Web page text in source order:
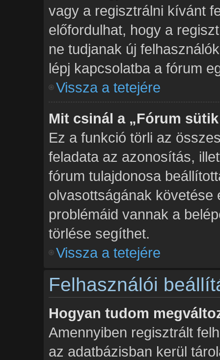
vagy a regisztrálni kívánt
előfordulhat, hogy a
ne tudjanak új
lépj kapcsolatba a fórum
Vissza a tetejére
Mit csinál a „Fórum
Ez a funkció törli az
feladata az azonosítás,
fórum tulajdonosa
olvasottságának követése
problémáid vannak a
törlése segíthet.
Vissza a tetejére
Felhasználói
Hogyan tudom
Amennyiben regisztrált
az adatbázisban kerül